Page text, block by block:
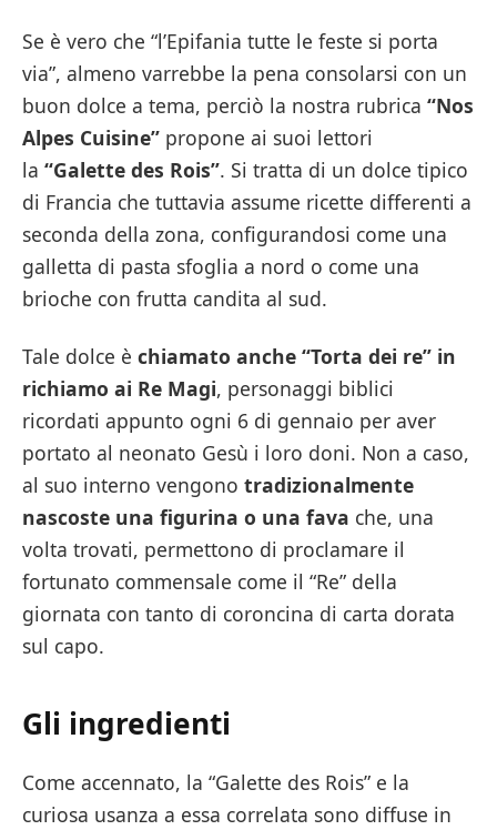
Se è vero che “l’Epifania tutte le feste si porta
via”, almeno varrebbe la pena consolarsi con un
buon dolce a tema, perciò la nostra rubrica “Nos
Alpes Cuisine” propone ai suoi lettori
la “Galette des Rois”. Si tratta di un dolce tipico
di Francia che tuttavia assume ricette differenti a
seconda della zona, configurandosi come una
galletta di pasta sfoglia a nord o come una
brioche con frutta candita al sud.
Tale dolce è chiamato anche “Torta dei re” in
richiamo ai Re Magi, personaggi biblici
ricordati appunto ogni 6 di gennaio per aver
portato al neonato Gesù i loro doni. Non a caso,
al suo interno vengono tradizionalmente
nascoste una figurina o una fava che, una
volta trovati, permettono di proclamare il
fortunato commensale come il “Re” della
giornata con tanto di coroncina di carta dorata
sul capo.
Gli ingredienti
Come accennato, la “Galette des Rois” e la
curiosa usanza a essa correlata sono diffuse in